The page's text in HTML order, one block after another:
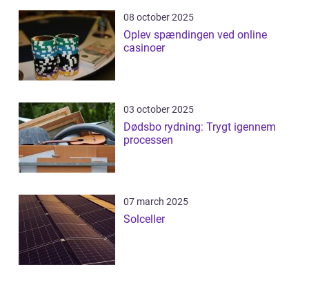
08 october 2025
Oplev spændingen ved online
casinoer
03 october 2025
Dødsbo rydning: Trygt igennem
processen
07 march 2025
Solceller